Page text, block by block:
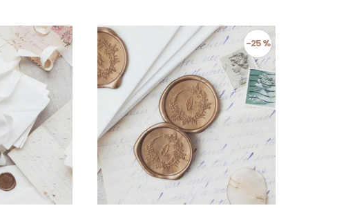
-25 %